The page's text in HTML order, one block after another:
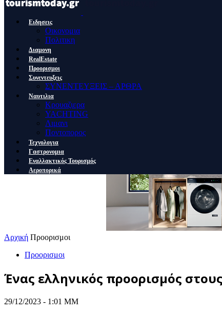
Ειδησεις
Οικονομια
Πολιτικη
Διαμονη
RealEstate
Προορισμοι
Συνεντευξεις
ΣΥΝΕΝΤΕΥΞΕΙΣ – ΑΡΘΡΑ
Ναυτιλια
Κρουαζιερα
YACHTING
Λιμανι
Ποντοπορος
Τεχνολογια
Γαστρονομια
Εναλλακτικός Τουρισμός
Αεροπορικά
Αρχική Προορισμοι
Προορισμοι
Ένας ελληνικός προορισμός
29/12/2023 - 1:01 ΜΜ